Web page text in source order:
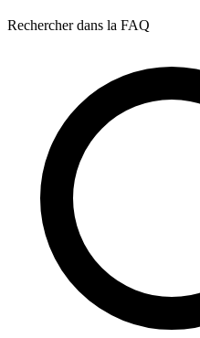
Rechercher dans la FAQ